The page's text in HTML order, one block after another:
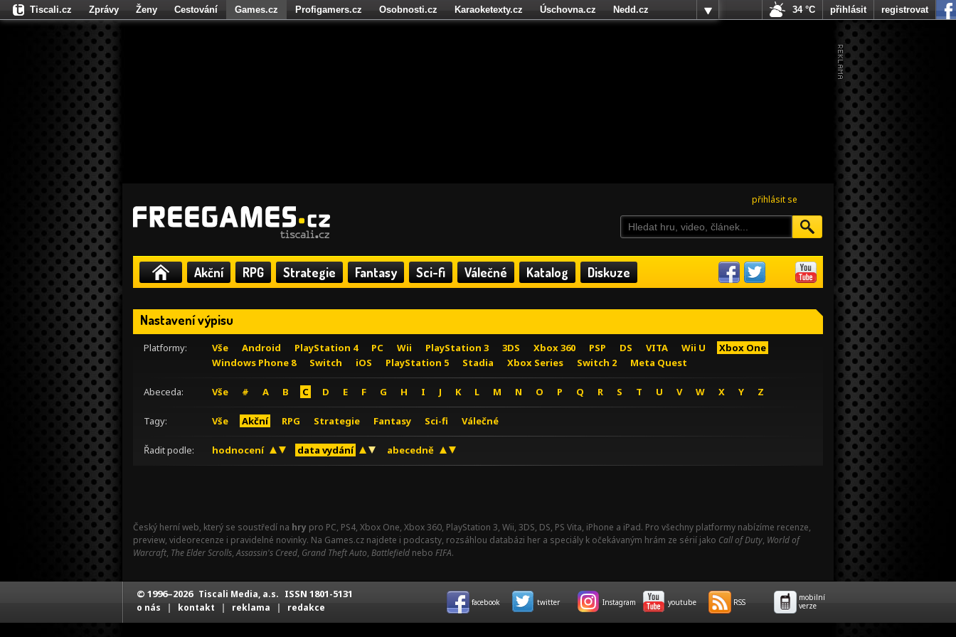
přihlásit se
Akční RPG Strategie Fantasy Sci-fi Válečné Katalog Diskuze
Nastavení výpisu
Platformy: Vše Android PlayStation 4 PC Wii PlayStation 3 3DS Xbox 360 PSP DS VITA Wii U
Xbox One
Windows Phone 8
Switch iOS PlayStation 5 Stadia Xbox Series Switch 2 Meta Quest
Abeceda: Vše # A B C D E F G H I J K L M N O P Q R S T U V W X Y Z
Tagy: Vše Akční RPG Strategie Fantasy Sci-fi Válečné
Řadit podle: hodnocení data vydání abecedně
Český herní web, který se soustředí na hry pro PC, PS4, Xbox One, Xbox 360, PlayStation 3, Wii, 3DS, DS, PS Vita, iPhone a iPad. Pro všechny platformy nabízíme recenze,
preview, videorecenze i pravidelné novinky. Na Games.cz najdete i podcasty, rozsáhlou databázi her a speciály k očekávaným hrám ze sérií jako Call of Duty, World of
Warcraft, The Elder Scrolls,Assassin's Creed, Grand Theft Auto, Battlefield nebo FIFA.
Tiscali.cz Zprávy Ženy Cestování Games.cz Profigamers.cz Osobnosti.cz Karaoketexty.cz Úschovna.cz
Nedd.cz
Fights.cz
34 °C přihlásit registrovat
© 1996–2026 Tiscali Media, a.s. ISSN 1801-5131
o nás | kontakt | reklama | redakce facebook twitter Instagram youtube RSS
mobilní
verze